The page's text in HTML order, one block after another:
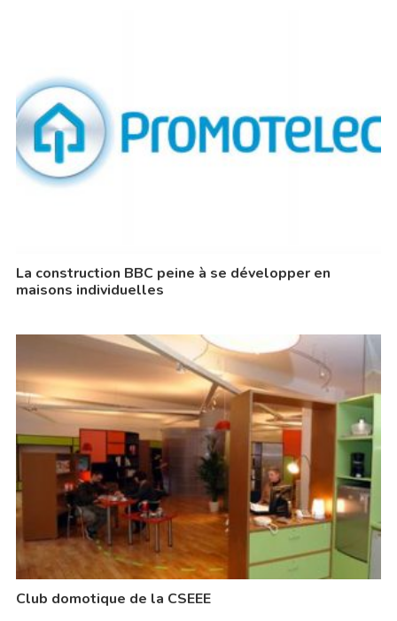
La construction BBC peine à se développer en
maisons individuelles
Club domotique de la CSEEE